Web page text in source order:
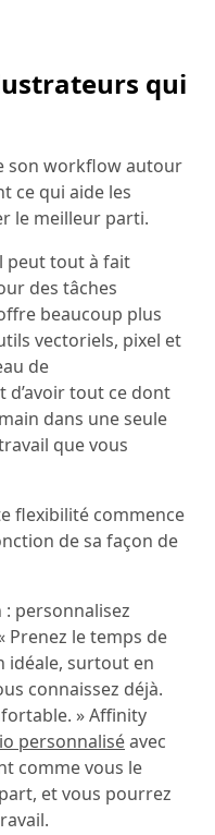
qui
son workflow autour
ce qui aide les
le meilleur parti.
peut tout à fait
des tâches
beaucoup plus
vectoriels, pixel et
de
d’avoir tout ce dont
dans une seule
que vous
flexibilité commence
de sa façon de
personnalisez
Prenez le temps de
surtout en
connaissez déjà.
» Affinity
personnaliséavec
comme vous le
et vous pourrez